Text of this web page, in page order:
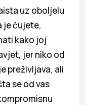
uz oboljelu
je čujete,
kako joj
jer niko od
preživljava, ali
se od vas